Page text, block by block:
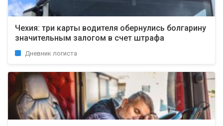
Чехия: три карты водителя обернулись болгарину
значительным залогом в счет штрафа
Дневник логиста